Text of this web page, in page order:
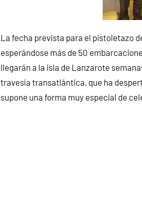
La fecha prevista para el pistoletazo
esperándose más de 50
llegarán a la isla de Lanzarote
travesía transatlántica, que ha
supone una forma muy especial de